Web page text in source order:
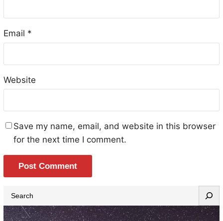
Email *
Website
Save my name, email, and website in this browser
for the next time I comment.
e
a